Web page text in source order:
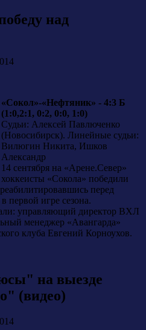
над
«Сокол»-«Нефтяник» - 4:3 Б
(1:0,2:1, 0:2, 0:0, 1:0)
Судьи: Алексей Павлюченко
(Новосибирск). Линейные судьи:
Вилюгин Никита, Ишков
Александр
14 сентября на «Арене.Север»
хоккеисты «Сокола» победили
перед
первой игре сезона.
управляющий директор ВХЛ
менеджер «Авангарда»
клуба Евгений Корноухов.
на выезде
(видео)